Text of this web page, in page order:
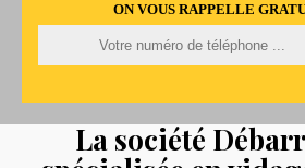
ON VOUS RAPPELLE
La société